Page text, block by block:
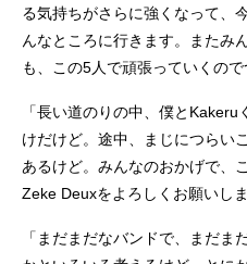
る気持ちがさらに強くなって、
んなところに行きます。またみ
も、この5人で頑張っていくの
「長い道のりの中、僕と
けだけど。途中、まじにつらい
あるけど。みんなのおかげで、
Zeke Deuxをよろしくお願いし
「まだまだなバンドで、まだま